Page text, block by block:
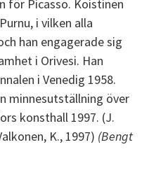
för Picasso. Koistinen
i vilken alla
han engagerade sig
i Orivesi. Han
i Venedig 1958.
minnesutställning över
konsthall 1997. (J.
K., 1997) (Bengt